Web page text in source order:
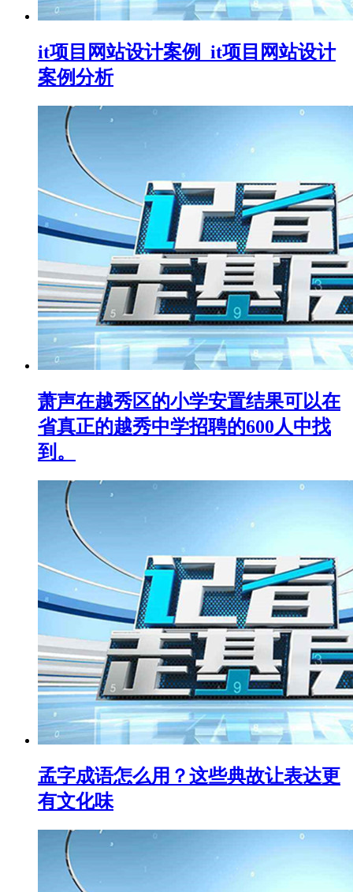
it项目网站设计案例_it项目网站设计
案例分析
萧声在越秀区的小学安置结果可以在
省真正的越秀中学招聘的600人中找
到。
孟字成语怎么用？这些典故让表达更
有文化味